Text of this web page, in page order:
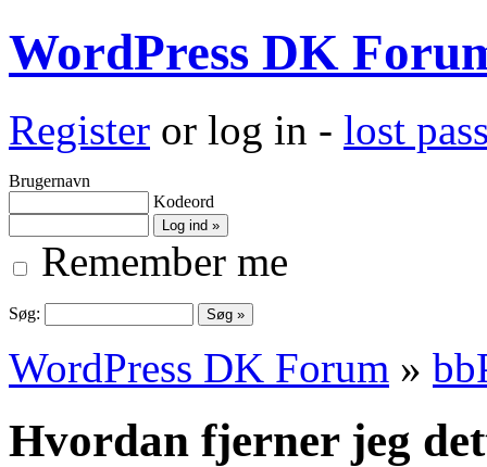
WordPress DK
Register or log in - lost
Brugernavn
Kodeord
Remember me
Søg:
WordPress DK Forum »
Hvordan fjerner jeg